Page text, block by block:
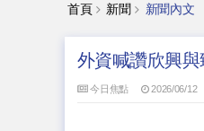
首頁 新聞 新聞內文
外資喊讚欣興
今日焦點 2026/06/12